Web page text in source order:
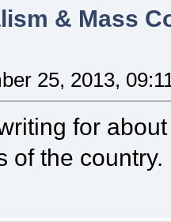
& Mass
25, 2013,
for
of the country.